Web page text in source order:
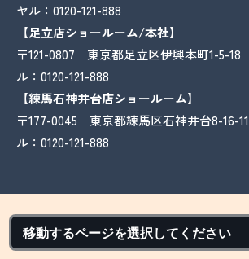
ヤル： 0120-121-888
【足立店ショールーム/本社】
〒121-0807 東京都足立区伊興本町1-5-
ル： 0120-121-888
【練馬石神井台店ショールーム】
〒177-0045 東京都練馬区石神井台8-16-
ル： 0120-121-888